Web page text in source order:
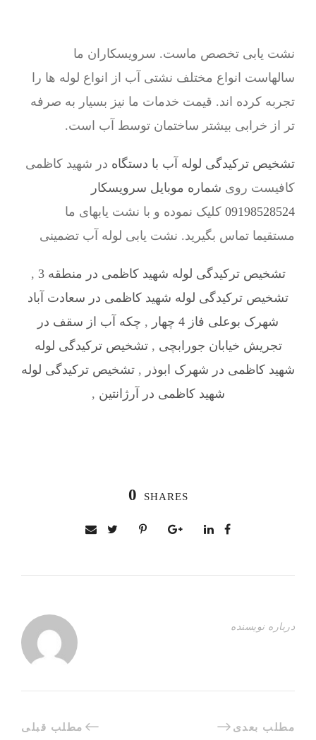
نشت یابی تخصص ماست. سرویسکاران ما
سالهاست انواع مختلف نشتی آب از انواع لوله ها را
تجربه کرده اند. قیمت خدمات ما نیز بسیار به صرفه
تر از خرابی بیشتر ساختمان توسط آب است.
تشخیص ترکیدگی لوله آب با دستگاه در شهید کاظمی
کافیست روی شماره موبایل سرویسکار
09198528524 کلیک نموده و با نشت یابهای ما
مستقیما تماس بگیرید. نشت یابی لوله آب تضمینی
تشخیص ترکیدگی لوله شهید کاظمی در منطقه 3
,
تشخیص ترکیدگی لوله شهید کاظمی در سعادت آباد
شهرک بوعلی فاز 4 چهار
, چکه آب از سقف در
تجریش خیابان جورابچی ,تشخیص ترکیدگی لوله
شهید کاظمی در شهرک ابوذر , تشخیص ترکیدگی لوله
شهید کاظمی در آرژانتین ,
0 SHARES
درباره نویسنده
مطلب قبلی مطلب بعدی